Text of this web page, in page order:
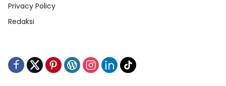
Privacy Policy
Redaksi